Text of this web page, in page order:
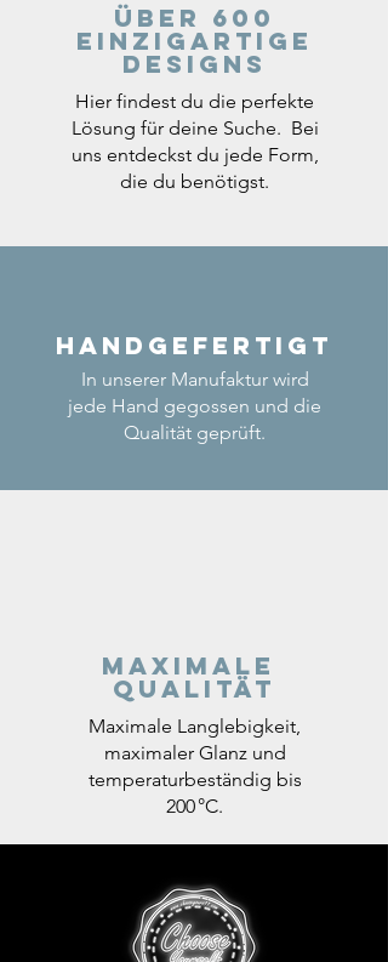
Über 600
einzigartige
Designs
Hier findest du die perfekte
Lösung für deine Suche. Bei
uns entdeckst du jede Form,
die du benötigst.
Handgefertigt
In unserer Manufaktur wird
jede Hand gegossen und die
Qualität geprüft.
Maximale
Qualität
Maximale Langlebigkeit,
maximaler Glanz und
temperaturbeständig bis
200 °C.